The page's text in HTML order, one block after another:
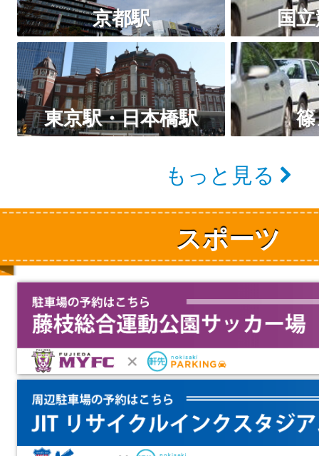
京都駅 国
東京駅・日本橋駅
もっと見る
スポーツ